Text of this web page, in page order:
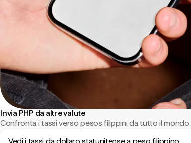
Invia PHP da altre valute
Confronta i tassi verso pesos filippini da tutto il mondo.